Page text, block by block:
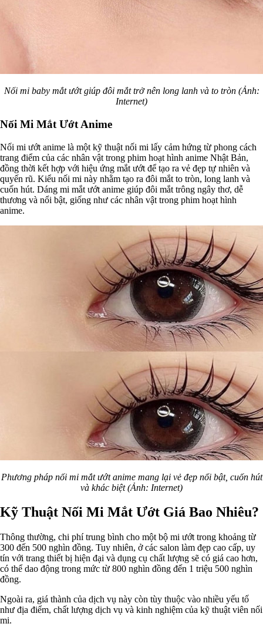
Nối mi baby mắt ướt giúp đôi mắt trở nên long lanh và to tròn (Ảnh:
Internet)
Nối Mi Mắt Ướt Anime
Nối mi ướt anime là một kỹ thuật nối mi lấy cảm hứng từ phong cách
trang điểm của các nhân vật trong phim hoạt hình anime Nhật Bản,
đồng thời kết hợp với hiệu ứng mắt ướt để tạo ra vẻ đẹp tự nhiên và
quyến rũ. Kiểu nối mi này nhằm tạo ra đôi mắt to tròn, long lanh và
cuốn hút. Dáng mi mắt ướt anime giúp đôi mắt trông ngây thơ, dễ
thương và nổi bật, giống như các nhân vật trong phim hoạt hình
anime.
Phương pháp nối mi mắt ướt anime mang lại vẻ đẹp nổi bật, cuốn hút
và khác biệt (Ảnh: Internet)
Kỹ Thuật Nối Mi Mắt Ướt Giá Bao Nhiêu?
Thông thường, chi phí trung bình cho một bộ mi ướt trong khoảng từ
300 đến 500 nghìn đồng. Tuy nhiên, ở các salon làm đẹp cao cấp, uy
tín với trang thiết bị hiện đại và dụng cụ chất lượng sẽ có giá cao hơn,
có thể dao động trong mức từ 800 nghìn đồng đến 1 triệu 500 nghìn
đồng.
Ngoài ra, giá thành của dịch vụ này còn tùy thuộc vào nhiều yếu tố
như địa điểm, chất lượng dịch vụ và kinh nghiệm của kỹ thuật viên nối
mi.